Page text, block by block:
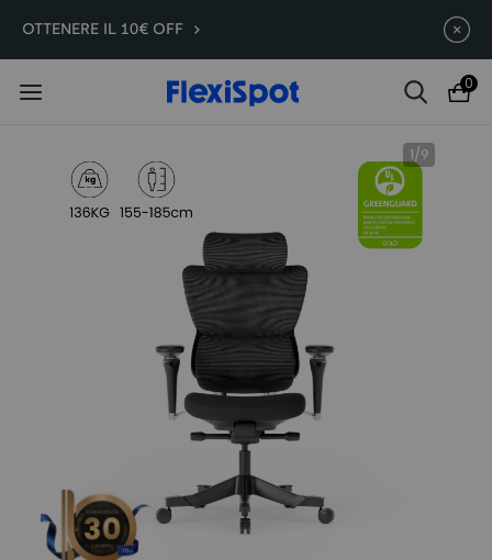
Early Bird su E7 / C7 / Lotus /
PortaGo | Fino a 160€ di sconto
39
0
1/9
OTTENERE IL 10€ OFF